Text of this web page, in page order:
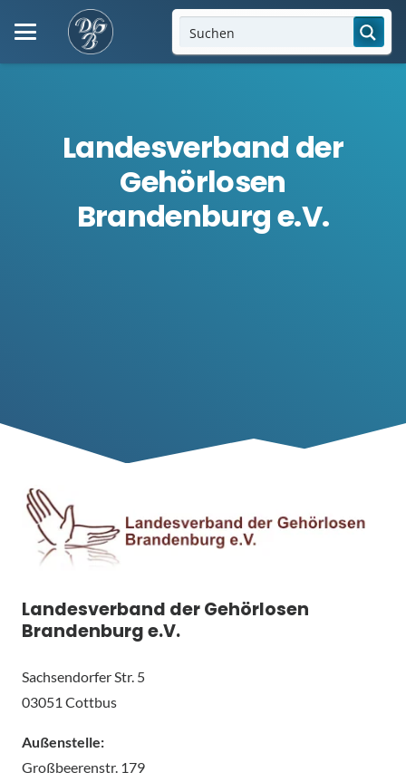
Landesverband der
Gehörlosen
Brandenburg e.V.
Landesverband der Gehörlosen
Brandenburg e.V.
Sachsendorfer Str. 5
03051 Cottbus
Außenstelle:
Großbeerenstr. 179